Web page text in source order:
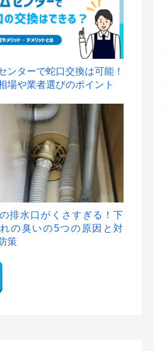
ンターで蛇口交換は可能！
場や業者選びのポイント
排水口がくさすぎる！下
の臭いの5つの原因と対
策